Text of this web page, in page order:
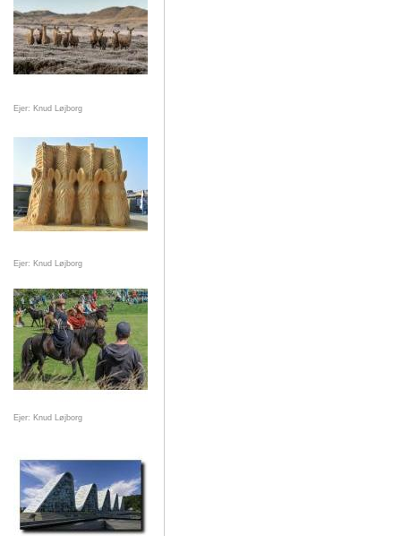
Ejer: Knud Løjborg
Ejer: Knud Løjborg
Ejer: Knud Løjborg